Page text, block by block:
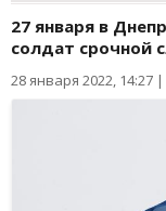
27 января в
солдат срочной
28 января 2022, 14:27 |